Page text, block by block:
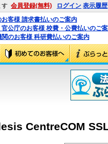
す 会員登録(無料) ログイン 表示履歴
お客様 請求書払いのご案内
官公庁のお客様 校費・公費払いのご
関のお客様 科研費払いのご案内
CentreCOM